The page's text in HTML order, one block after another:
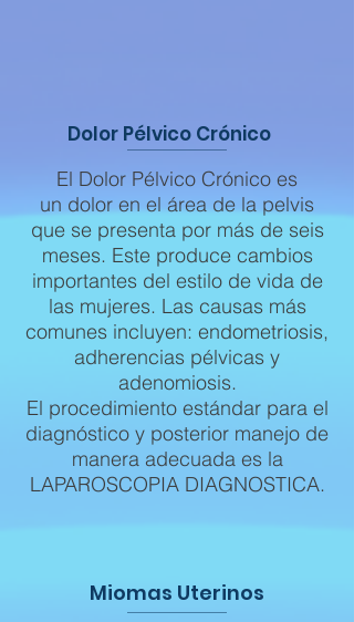
Dolor Pélvico Crónico
El Dolor Pélvico Crónico es
un dolor en el área de la pelvis
que se presenta por más de seis
meses. Este produce cambios
importantes del estilo de vida de
las mujeres. Las causas más
comunes incluyen: endometriosis,
adherencias pélvicas y
adenomiosis.
El procedimiento estándar para el
diagnóstico y posterior manejo de
manera adecuada es la
LAPAROSCOPIA DIAGNOSTICA.
Miomas Uterinos